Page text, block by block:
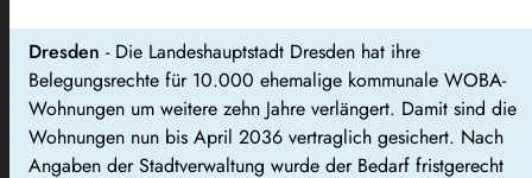
Dresden - Die Landeshauptstadt Dresden hat ihre
Belegungsrechte für 10.000 ehemalige kommunale WOBA-
Wohnungen um weitere zehn Jahre verlängert. Damit sind die
Wohnungen nun bis April 2036 vertraglich gesichert. Nach
Angaben der Stadtverwaltung wurde der Bedarf fristgerecht